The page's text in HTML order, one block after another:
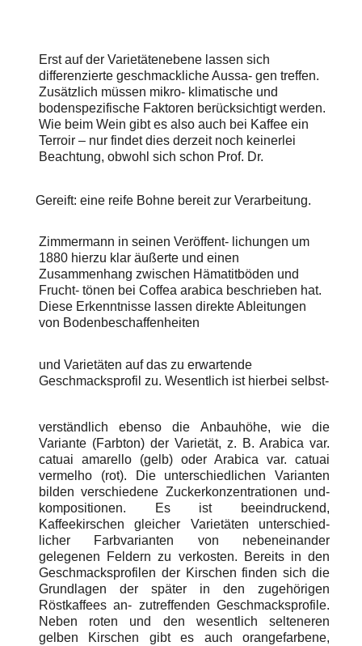
Erst auf der Varietätenebene lassen sich
differenzierte geschmackliche Aussa- gen treffen.
Zusätzlich müssen mikro- klimatische und
bodenspezifische Faktoren berücksichtigt werden.
Wie beim Wein gibt es also auch bei Kaffee ein
Terroir – nur findet dies derzeit noch keinerlei
Beachtung, obwohl sich schon Prof. Dr.
Gereift: eine reife Bohne bereit zur Verarbeitung.
Zimmermann in seinen Veröffent- lichungen um
1880 hierzu klar äußerte und einen
Zusammenhang zwischen Hämatitböden und
Frucht- tönen bei Coffea arabica beschrieben hat.
Diese Erkenntnisse lassen direkte Ableitungen
von Bodenbeschaffenheiten
und Varietäten auf das zu erwartende
Geschmacksprofil zu. Wesentlich ist hierbei selbst-
verständlich ebenso die Anbauhöhe, wie die
Variante (Farbton) der Varietät, z. B. Arabica var.
catuai amarello (gelb) oder Arabica var. catuai
vermelho (rot). Die unterschiedlichen Varianten
bilden verschiedene Zuckerkonzentrationen und-
kompositionen. Es ist beeindruckend,
Kaffeekirschen gleicher Varietäten unterschied-
licher Farbvarianten von nebeneinander
gelegenen Feldern zu verkosten. Bereits in den
Geschmacksprofilen der Kirschen finden sich die
Grundlagen der später in den zugehörigen
Röstkaffees an- zutreffenden Geschmacksprofile.
Neben roten und den wesentlich selteneren
gelben Kirschen gibt es auch orangefarbene,